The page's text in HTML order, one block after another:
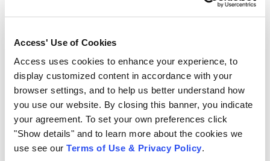
Access' Use of Cookies
Access uses cookies to enhance your experience, to
display customized content in accordance with your
browser settings, and to help us better understand how
you use our website. By closing this banner, you indicate
your agreement. To set your own preferences click
"Show details" and to learn more about the cookies we
use see our Terms of Use & Privacy Policy.